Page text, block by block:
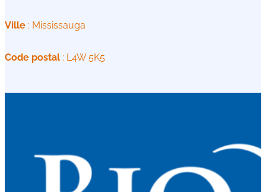
Ville : Mississauga
Code postal : L4W 5K5